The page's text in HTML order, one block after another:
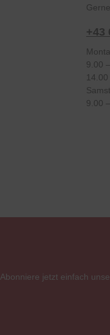
+43
9.00
9.00
Abonniere jetzt einfach